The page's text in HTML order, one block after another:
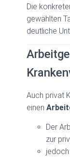
Die
gewählten
deutliche
Auch privat
einen
Der
zur
jedoch